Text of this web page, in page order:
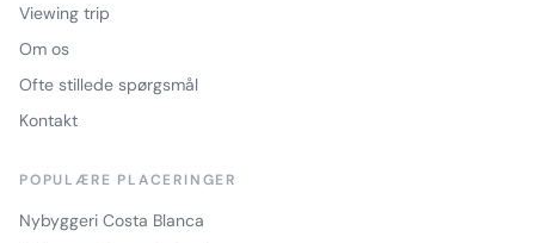
Viewing trip
Om os
Ofte stillede spørgsmål
Kontakt
POPULÆRE PLACERINGER
Nybyggeri Costa Blanca